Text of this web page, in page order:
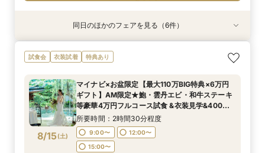
衣装試着 特典あり
8/14(金)
【マイナビ限定】完全貸切料亭W◆和も洋も叶う
自由なスタイル！400年の歴史が彩る石舞台挙式
所要時間：2時間30分程度
10:00〜 14:00〜
フェアを予約
衣装試着 特典あり
8/14(金)
《親御様限定フェア》お子様の代わりに会場見学
からご相談まで◎
10:00〜 14:00〜
フェアを予約
衣装試着 特典あり
8/14(金)
【最短1ヵ月で準備OK！会食会検討カップルへ】
6名様から適用可☆10名69万円～​ 老舗料亭
談会
所要時間：2時間30分程度
10:00〜 14:00〜
フェアを予約
衣装試着 特典あり
8/14(金)
※世界国際サミットで選ばれたおもてなしで満足
度◎【限定2組様】和牛×オマール4万9品コース
所要時間：2時間30分程度
10:00〜 14:00〜
フェアを予約
衣装試着 特典あり
8/14(金)
【お料理重視の方必見】料亭の会席料理試食付
はじめて相談会
10:00〜 14:00〜
フェアを予約
8/14(金)
【自宅で安心◎フェア参加】オンライン会場見学
×見積もり相談 #日程・人数未定の相談も歓迎!
11:30〜 15:30〜
フェアを予約
同日のほかのフェアを見る（6件）
試食会 衣装試着 特典あり
8/15(土)
マイナビ×お盆限定【最大110万BIG特典×6万円
ギフト】AM限定★鮑・雲丹エビ・和牛ステーキ
等豪華4万円フルコース試食 &衣装見学&400年
の歴史を受け継ぐ感動の石舞台挙式体験
所要時間：2時間30分程度
9:00〜
12:00〜
15:00〜